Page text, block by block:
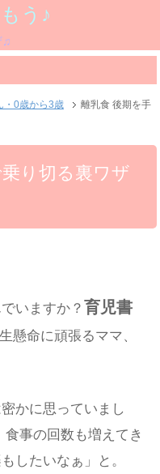
う♪
♫
・0歳から3歳
離乳食 後期を手
り切る裏ワザ
いますか？ 育児書
懸命に頑張るママ、
かに思っていまし
事の回数も増えてき
したいなぁ」と。